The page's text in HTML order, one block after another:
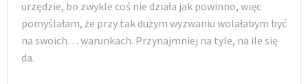
urzędzie, bo zwykle coś nie działa jak powinno, więc
pomyślałam, że przy tak dużym wyzwaniu wolałabym być
na swoich… warunkach. Przynajmniej na tyle, na ile się
da.